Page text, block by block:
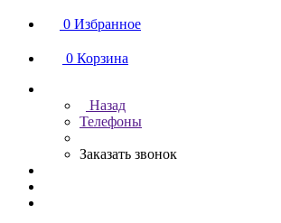
0 Избранное
0 Корзина
Назад
Телефоны
Заказать звонок